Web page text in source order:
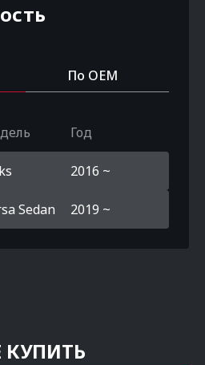
По OEM
Год
2016 ~
Sedan 2019 ~
КУПИТЬ